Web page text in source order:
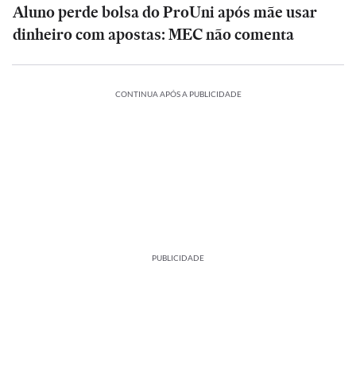
Aluno perde bolsa do ProUni após mãe usar
dinheiro com apostas: MEC não comenta
CONTINUA APÓS A PUBLICIDADE
PUBLICIDADE